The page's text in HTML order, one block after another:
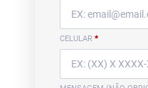
CELULAR *